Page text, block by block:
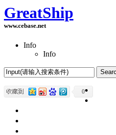
GreatShip
www.cebase.net
Info
Info
0